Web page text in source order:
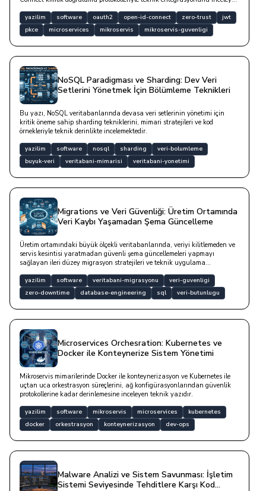
yazilim software oauth2 open-id-connect zero-trust
jwt
pkce
microservices mikroservis mikroservis-guvenligi
NoSQL Paradigması ve Sharding: Dev Veri
Setlerini Yönetmek İçin Bölümleme Teknikleri
Bu yazı, NoSQL veritabanlarında devasa veri setlerinin yönetimi için
kritik öneme sahip sharding tekniklerini, mimari stratejileri ve kod
örnekleriyle teknik derinlikte incelemektedir.
yazilim software nosql sharding
veri-bolumleme
buyuk-veri
veritabani-mimarisi veritabani-yonetimi
Migrations ve Veri Güvenliği: Üretim Ortamında
Veri Kaybı Yaşamadan Şema Güncelleme
Üretim ortamındaki büyük ölçekli veritabanlarında, veriyi kilitlemeden ve
servis kesintisi yaratmadan güvenli şema güncellemeleri yapmayı
sağlayan ileri düzey migrasyon stratejileri ve teknik uygulama
yazilim software veritabani-migrasyonu
veri-guvenligi
zero-downtime
database-engineering sql veri-butunlugu
Microservices Orchesration: Kubernetes ve
Docker ile Konteynerize Sistem Yönetimi
Mikroservis mimarilerinde Docker ile konteynerizasyon ve Kubernetes ile
uçtan uca orkestrasyon süreçlerini, ağ konfigürasyonlarından güvenlik
protokollerine kadar derinlemesine inceleyen teknik yazıdır.
yazilim software mikroservis microservices
kubernetes
docker
orkestrasyon konteynerizasyon dev-ops
Malware Analizi ve Sistem Savunması: İşletim
Sistemi Seviyesinde Tehditlere Karşı Kod